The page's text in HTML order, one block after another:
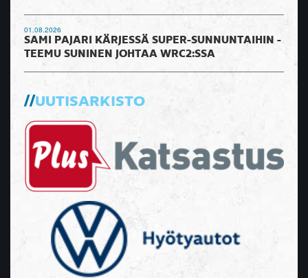
01.08.2026
SAMI PAJARI KÄRJESSÄ SUPER-SUNNUNTAIHIN -
TEEMU SUNINEN JOHTAA WRC2:SSA
UUTISARKISTO